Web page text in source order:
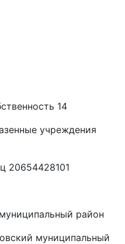
14
учреждения
20654428101
район
муниципальный